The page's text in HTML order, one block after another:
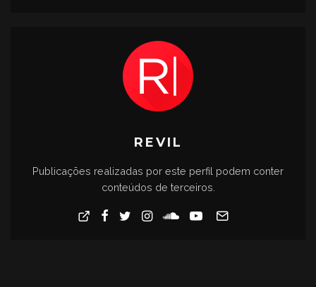
REVIL
Publicações realizadas por este perfil podem conter
conteúdos de terceiros.